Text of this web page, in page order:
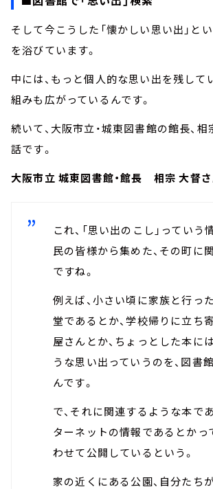
そして今こうした「懐かしい思い出」と
を浴びています。
中には、もっと個人的な思い出を残して
組みも広がっているんです。
続いて、大阪市立・城東図書館の館長、
話です。
大阪市立 城東図書館・館長 相宗 大督
これ、「思い出のこし」っていう
民の皆様から集めた、その町に
ですね。
例えば、小さい頃に家族と行っ
堂であるとか、学校帰りに立ち
屋さんとか、ちょっとした本に
うな思い出っていうのを、図書
んです。
で、それに関連するような本で
ターネットの情報であるとかっ
わせて公開しているという。
家の近くにある公園、自分たち